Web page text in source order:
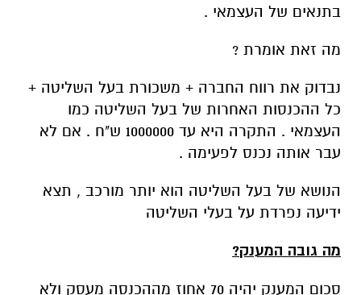
בתנאים של העצמאי .
מה זאת אומרת ?
נבדוק את רווח החברה + משכורת בעל השליטה +
כל ההכנסות האחרות של בעל השליטה כמו
העצמאי . התקרה היא עד 1000000 ש"ח . אם לא
עבר אותה נכנס לפעימה .
הנושא של בעל השליטה הוא יותר מורכב , תצא
ידיעה נפרדת על בעלי השליטה
מה גובה המענק?
סכום המענק יהיה 70 אחוז מההכנסה מעסק ולא